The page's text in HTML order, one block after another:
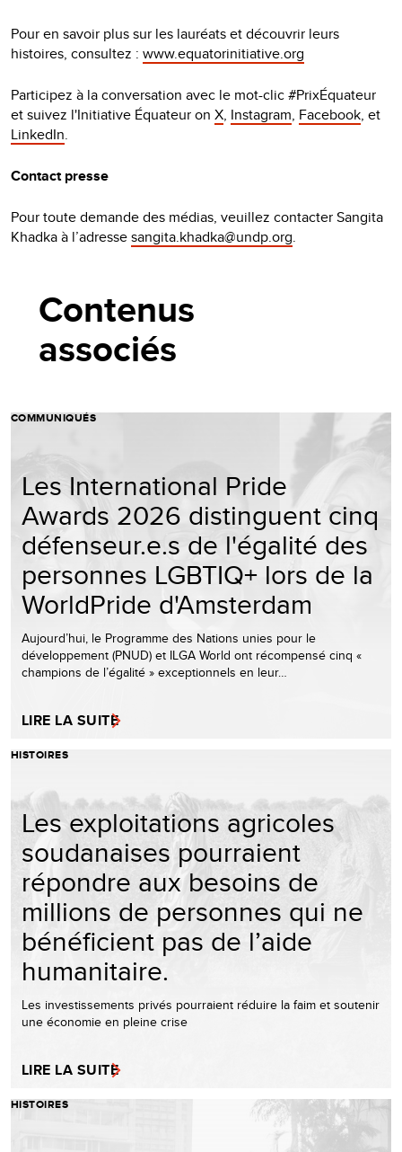
Pour en savoir plus sur les lauréats et découvrir leurs
histoires, consultez : www.equatorinitiative.org
Participez à la conversation avec le mot-clic #PrixÉquateur
et suivez l'Initiative Équateur on X, Instagram, Facebook, et
LinkedIn.
Contact presse
Pour toute demande des médias, veuillez contacter Sangita
Khadka à l’adressesangita.khadka@undp.org.
Contenus
associés
COMMUNIQUÉS
Les International Pride
Awards 2026 distinguent cinq
défenseur.e.s de l'égalité des
personnes LGBTIQ+ lors de la
WorldPride d'Amsterdam
Aujourd’hui, le Programme des Nations unies pour le
développement (PNUD) et ILGA World ont récompensé cinq «
champions de l’égalité » exceptionnels en leur…
LIRE LA SUITE
HISTOIRES
Les exploitations agricoles
soudanaises pourraient
répondre aux besoins de
millions de personnes qui ne
bénéficient pas de l’aide
humanitaire.
Les investissements privés pourraient réduire la faim et soutenir
une économie en pleine crise
LIRE LA SUITE
HISTOIRES